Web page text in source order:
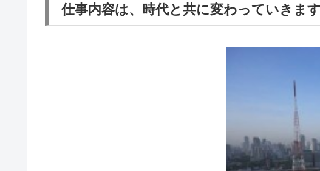
仕事内容は、時代と共に変わっていきます